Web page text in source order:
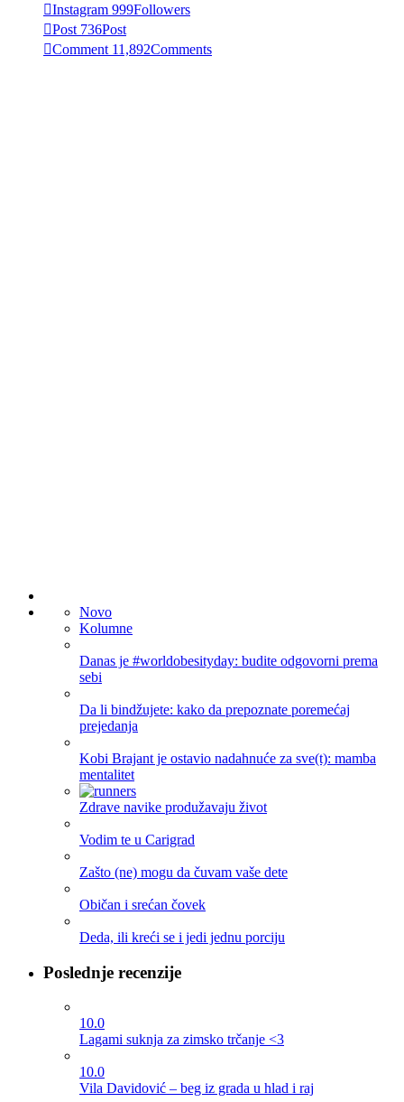
Instagram 999Followers
Post 736Post
Comment 11,892Comments
Novo
Kolumne
Danas je #worldobesityday: budite odgovorni prema
sebi
Da li bindžujete: kako da prepoznate poremećaj
prejedanja
Kobi Brajant je ostavio nadahnuće za sve(t): mamba
mentalitet
Zdrave navike produžavaju život
Vodim te u Carigrad
Zašto (ne) mogu da čuvam vaše dete
Običan i srećan čovek
Deda, ili kreći se i jedi jednu porciju
Poslednje recenzije
10.0
Lagami suknja za zimsko trčanje <3
10.0
Vila Davidović – beg iz grada u hlad i raj